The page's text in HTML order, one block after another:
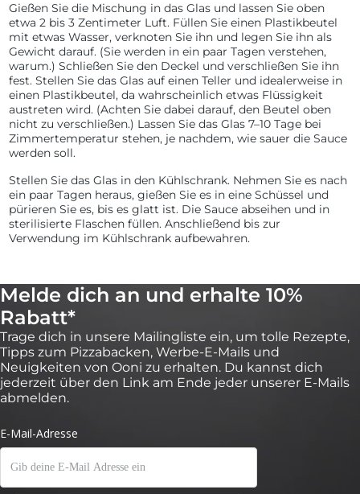
Gießen Sie die Mischung in das Glas und lassen Sie oben
etwa 2 bis 3 Zentimeter Luft. Füllen Sie einen Plastikbeutel
mit etwas Wasser, verknoten Sie ihn und legen Sie ihn als
Gewicht darauf. (Sie werden in ein paar Tagen verstehen,
warum.) Schließen Sie den Deckel und verschließen Sie ihn
fest. Stellen Sie das Glas auf einen Teller und idealerweise in
einen Plastikbeutel, da wahrscheinlich etwas Flüssigkeit
austreten wird. (Achten Sie dabei darauf, den Beutel oben
nicht zu verschließen.) Lassen Sie das Glas 7–10 Tage bei
Zimmertemperatur stehen, je nachdem, wie sauer die Sauce
werden soll.
Stellen Sie das Glas in den Kühlschrank. Nehmen Sie es nach
ein paar Tagen heraus, gießen Sie es in eine Schüssel und
pürieren Sie es, bis es glatt ist. Die Sauce abseihen und in
sterilisierte Flaschen füllen. Anschließend bis zur
Verwendung im Kühlschrank aufbewahren.
Melde dich an und erhalte 10%
Rabatt*
Trage dich in unsere Mailingliste ein, um tolle Rezepte,
Tipps zum Pizzabacken, Werbe-E-Mails und
Neuigkeiten von Ooni zu erhalten. Du kannst dich
jederzeit über den Link am Ende jeder unserer E-Mails
abmelden.